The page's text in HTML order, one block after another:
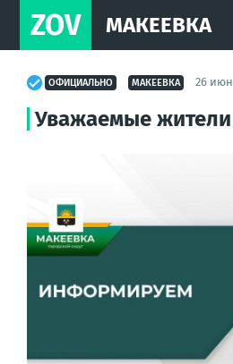
ZOV МАКЕЕВКА
ОФИЦИАЛЬНО МАКЕЕВКА 26
Уважаемые жители